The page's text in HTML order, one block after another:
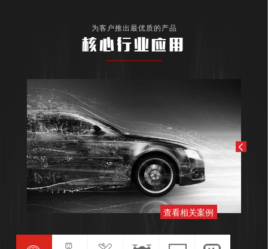
为客户推出最优质的产品
核心行业应用
查看相关案例